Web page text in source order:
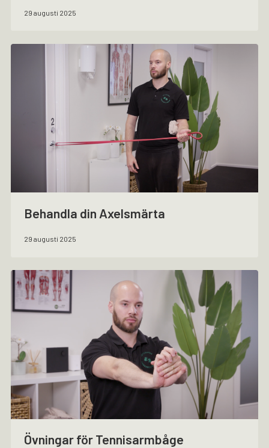
29 augusti 2025
Behandla din Axelsmärta
29 augusti 2025
Övningar för Tennisarmbåge